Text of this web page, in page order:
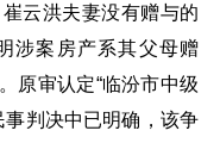
云洪夫妻没有赠与的
涉案房产系其父母赠
原审认定“临汾市中级
判决中已明确，该争